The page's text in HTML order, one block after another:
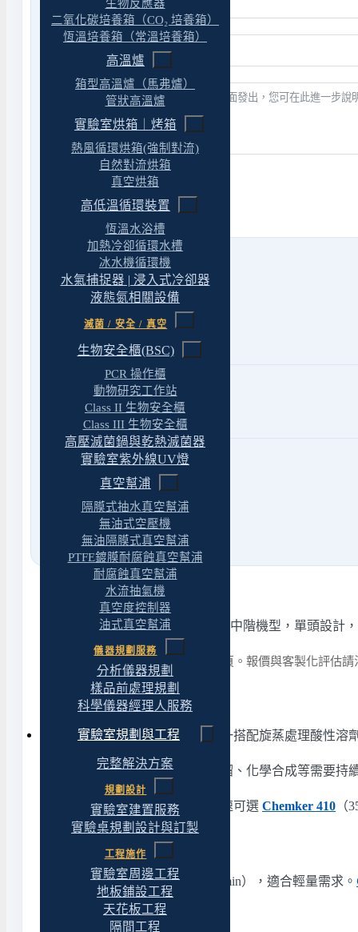
生物反應器
二氧化碳培養箱（CO₂ 培養箱）
恆溫培養箱（常溫培養箱）
高溫爐
箱型高溫爐（馬弗爐）
管狀高溫爐
實驗室烘箱｜烤箱
熱風循環烘箱(強制對流)
自然對流烘箱
真空烘箱
高低溫循環裝置
恆溫水浴槽
加熱冷卻循環水槽
冰水機循環機
水氣捕捉器 | 浸入式冷卻器
液態氮相關設備
滅菌 / 安全 / 真空
生物安全櫃(BSC)
PCR 操作櫃
動物研究工作站
Class II 生物安全櫃
Class III 生物安全櫃
高壓滅菌鍋與乾熱滅菌器
實驗室紫外線UV燈
真空幫浦
隔膜式抽水真空幫浦
無油式空壓機
無油隔膜式真空幫浦
PTFE鍍膜耐腐蝕真空幫浦
耐腐蝕真空幫浦
水流抽氣機
真空度控制器
油式真空幫浦
儀器規劃服務
分析儀器規劃
樣品前處理規劃
科學儀器經理人服務
實驗室規劃與工程
完整解決方案
規劃設計
實驗室建置服務
實驗桌規劃設計與訂製
工程施作
實驗室周邊工程
地板鋪設工程
天花板工程
隔間工程
送出表單
市話04 22439623
傳真 04 22430827
Mail
Client@yt-technology.com
yuantuotech1@gmail.com
網路
官方LINE@469mcfzt
請點此
Chemker 400 是 Chemker 系列的中階機型，單頭設
詳細規格請參閱本頁「規格」分頁。報價與客製化評估
適合什麼應用
旋蒸搭配腐蝕性溶劑——一對一搭配旋蒸處理酸性溶
中型腐蝕性製程抽氣——酸蒸餾、化學合成等需要持
不適合的應用——需要更高抽速可選 Chemker 410 （
同系列相鄰型號
Chemker 300抽速較低（22 L/min），適合輕量需求。
系統搭配與相關資源